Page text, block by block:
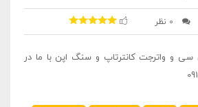
0 نظر
و واترجت کانترتاپ و سنگ اپن با ما در